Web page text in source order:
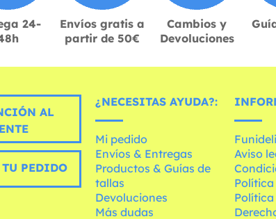
24-
Envíos gratis a
partir de 50€
Cambios y
Devoluciones
AL
PEDIDO
¿NECESITAS AYUDA?:
Mi pedido
Envíos & Entregas
Productos & Guías de
tallas
Devoluciones
Más dudas
Aviso
Política